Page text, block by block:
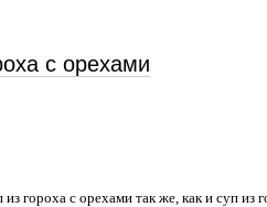
с орехами
из гороха с орехами так же, как и суп